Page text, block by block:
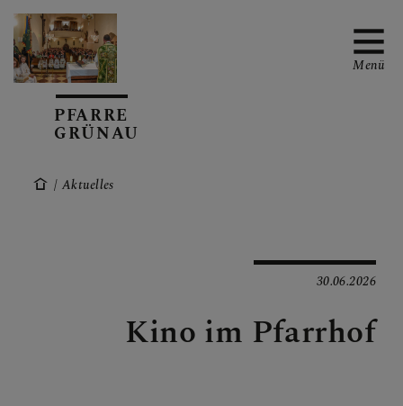
TERMINE
GRUPPEN
PFARRE
GRÜNAU
Menü
Aktuelles
30.06.2026
Kino im Pfarrhof